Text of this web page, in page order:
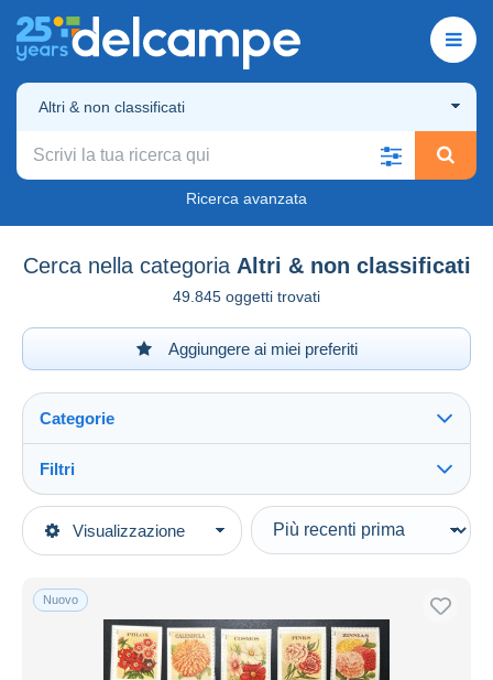
Altri & non classificati
Ricerca avanzata
Cerca nella categoria Altri & non classificati
49.845 oggetti trovati
Aggiungere ai miei preferiti
Visualizzazione
Categorie
Categorie principali
Tematica
Filtri
Tipo di vendita
In corso
Asta con offerte
Aste senza offerte
Casa d'aste
Nuovo